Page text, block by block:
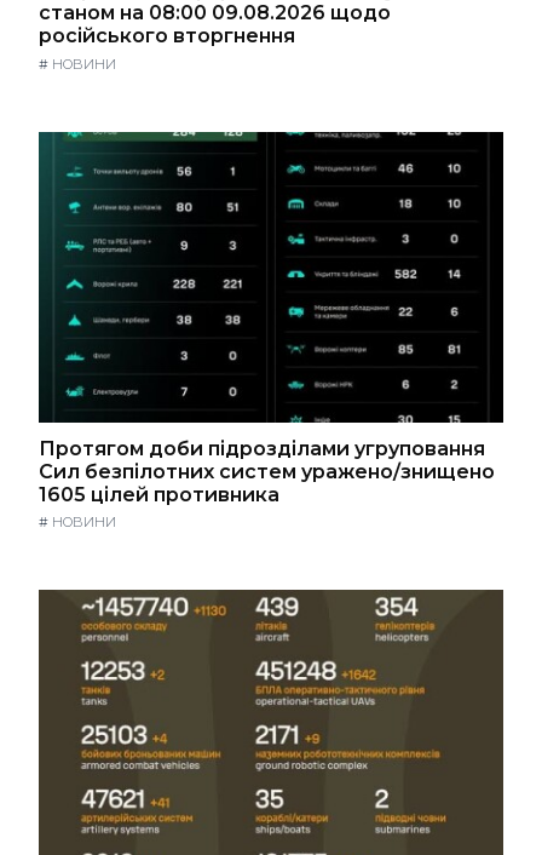
станом на 08:00 09.08.2026 щодо
російського вторгнення
# НОВИНИ
Протягом доби підрозділами угруповання
Сил безпілотних систем уражено/знищено
1605 цілей противника
# НОВИНИ